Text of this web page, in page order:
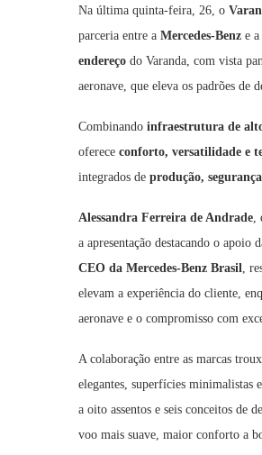
Na última quinta-feira, 26, o
parceria entre a Mercedes-Benz e a
endereço do Varanda, com vista
aeronave, que eleva os padrões de
Combinando infraestrutura de
oferece conforto, versatilidade e
integrados de produção,
Alessandra Ferreira de Andrade
a apresentação destacando o
CEO da Mercedes-Benz Brasil ,
elevam a experiência do cliente,
aeronave e o compromisso com
A colaboração entre as marcas
elegantes, superfícies minimalistas
a oito assentos e seis conceitos de
voo mais suave, maior conforto a